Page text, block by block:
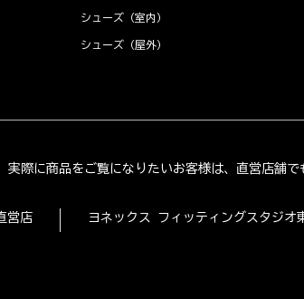
シューズ（室内）
シューズ（屋外）
実際に商品をご覧になりたいお客様は、直営店舗で
営店 ヨネックス フィッティングスタジオ